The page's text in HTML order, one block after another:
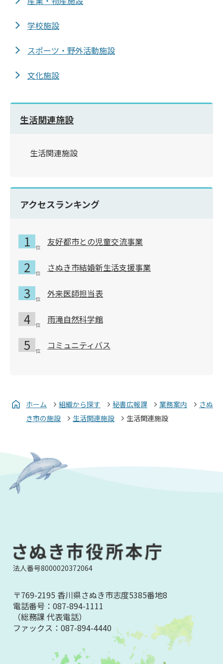
学校施設
スポーツ・野外活動施設
文化施設
生活関連施設
生活関連施設
アクセスランキング
友好都市との児童交流事業
さぬき市結婚新生活支援事業
外来医師担当表
雨滝自然科学館
コミュニティバス
ホーム 組織から探す 秘書広報課 業務案内
さぬ
き市の施設
生活関連施設 生活関連施設
法人番号8000020372064
〒769-2195 香川県さぬき市志度5385番地8
電話番号：087-894-1111
（総務課 代表電話）
ファックス：087-894-4440